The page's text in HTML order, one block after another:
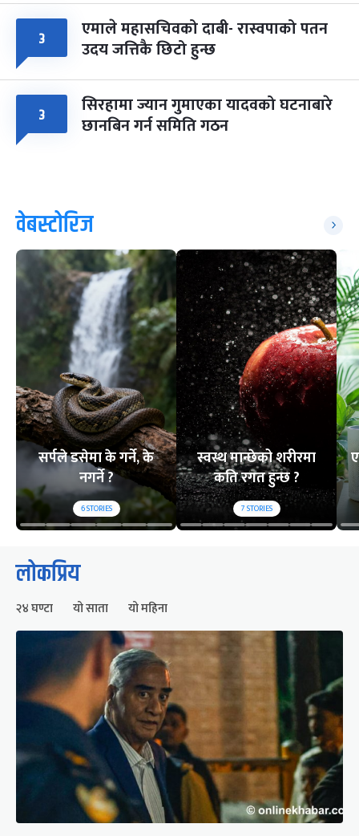
३ एमाले महासचिवको दाबी- रास्वपाको पतन
उदय जत्तिकै छिटो हुन्छ
३ सिरहामा ज्यान गुमाएका यादवको घटनाबारे
छानबिन गर्न समिति गठन
वेबस्टोरिज
सर्पले डसेमा के गर्ने, के
नगर्ने ?
6STORIES
स्वस्थ मान्छेको शरीरमा
कति रगत हुन्छ ?
7STORIES
लोकप्रिय
२४ घण्टा यो साता यो महिना